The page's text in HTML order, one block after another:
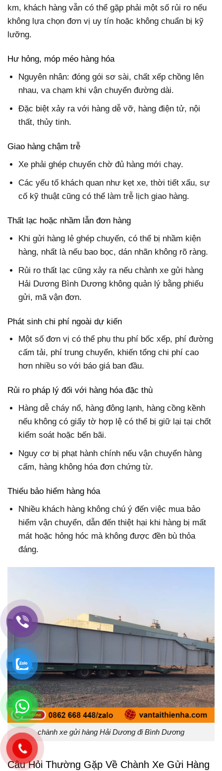
km, khách hàng vẫn có thể gặp phải một số rủi ro nếu
không lựa chọn đơn vị uy tín hoặc không chuẩn bị kỹ
lưỡng.
Hư hỏng, móp méo hàng hóa
Nguyên nhân: đóng gói sơ sài, chất xếp chồng lên
nhau, va chạm khi vận chuyển đường dài.
Đặc biệt xảy ra với hàng dễ vỡ, hàng điện tử, nội
thất, thủy tinh.
Giao hàng chậm trễ
Xe phải ghép chuyến chờ đủ hàng mới chạy.
Các yếu tố khách quan như kẹt xe, thời tiết xấu, sự
cố kỹ thuật cũng có thể làm trễ lịch giao hàng.
Thất lạc hoặc nhầm lẫn đơn hàng
Khi gửi hàng lẻ ghép chuyến, có thể bị nhầm kiện
hàng, nhất là nếu bao bọc, dán nhãn không rõ ràng.
Rủi ro thất lạc cũng xảy ra nếu chành xe gửi hàng
Hải Dương Bình Dương không quản lý bằng phiếu
gửi, mã vận đơn.
Phát sinh chi phí ngoài dự kiến
Một số đơn vị có thể phụ thu phí bốc xếp, phí đường
cấm tải, phí trung chuyển, khiến tổng chi phí cao
hơn nhiều so với báo giá ban đầu.
Rủi ro pháp lý đối với hàng hóa đặc thù
Hàng dễ cháy nổ, hàng đông lạnh, hàng cồng kềnh
nếu không có giấy tờ hợp lệ có thể bị giữ lại tại chốt
kiểm soát hoặc bến bãi.
Nguy cơ bị phạt hành chính nếu vận chuyển hàng
cấm, hàng không hóa đơn chứng từ.
Thiếu bảo hiểm hàng hóa
Nhiều khách hàng không chú ý đến việc mua bảo
hiểm vận chuyển, dẫn đến thiệt hại khi hàng bị mất
mát hoặc hỏng hóc mà không được đền bù thỏa
đáng.
chành xe gửi hàng Hải Dương đi Bình Dương
Câu Hỏi Thường Gặp Về Chành Xe Gửi Hàng